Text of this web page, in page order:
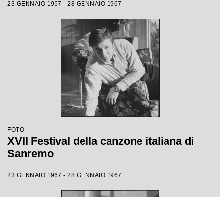
23 GENNAIO 1967 - 28 GENNAIO 1967
FOTO
XVII Festival della canzone italiana di
Sanremo
23 GENNAIO 1967 - 28 GENNAIO 1967